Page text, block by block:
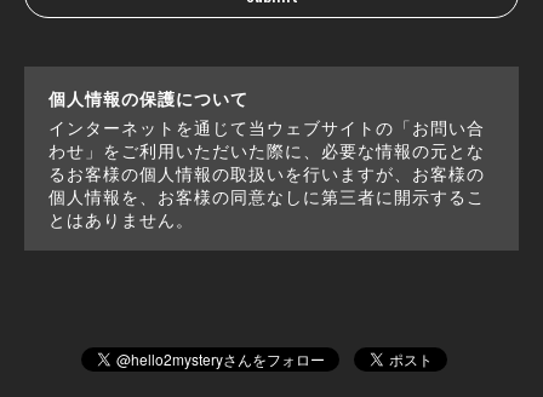
個人情報の保護について
インターネットを通じて当ウェブサイトの「お問い合
わせ」をご利用いただいた際に、必要な情報の元とな
るお客様の個人情報の取扱いを行いますが、お客様の
個人情報を、お客様の同意なしに第三者に開示するこ
とはありません。